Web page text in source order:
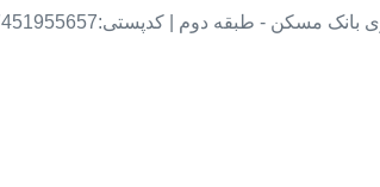
مسکن - طبقه دوم | کدپستی:7451955657